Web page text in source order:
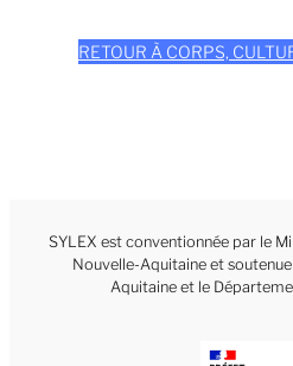
RETOUR À CORPS,
SYLEX est conventionnée par le
Nouvelle-Aquitaine et
Aquitaine et le